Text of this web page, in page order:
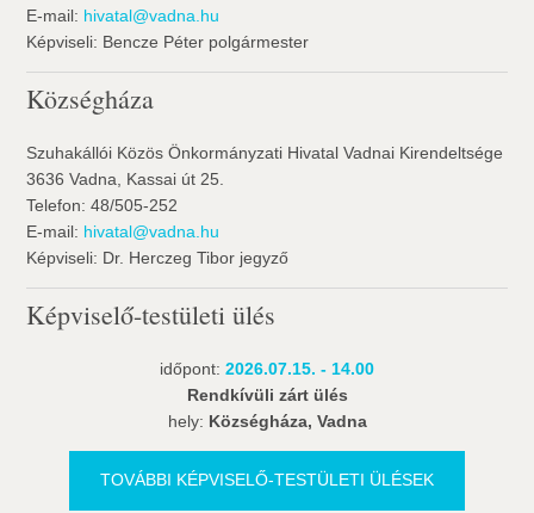
E-mail: hivatal@vadna.hu
Képviseli: Bencze Péter polgármester
Községháza
Szuhakállói Közös Önkormányzati Hivatal Vadnai Kirendeltsége
3636 Vadna, Kassai út 25.
Telefon: 48/505-252
E-mail: hivatal@vadna.hu
Képviseli: Dr. Herczeg Tibor jegyző
Képviselő-testületi ülés
időpont: 2026.07.15. - 14.00
Rendkívüli zárt ülés
hely: Községháza, Vadna
TOVÁBBI KÉPVISELŐ-TESTÜLETI ÜLÉSEK